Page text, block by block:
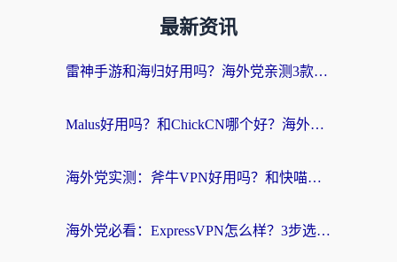
最新资讯
雷神手游和海归好用吗？海外党亲测3款热门回国加速器+番茄加速器深度体验
Malus好用吗？和ChickCN哪个好？海外党亲测：选对回国加速器，追剧游戏不卡顿
海外党实测：斧牛VPN好用吗？和快喵VPN对比哪个回国效果更好？附3款热门加速器深度分析
海外党必看：ExpressVPN怎么样？3步选对回国加速器，无缝刷国内剧玩手游